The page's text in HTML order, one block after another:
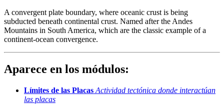
A convergent plate boundary, where oceanic crust is being
subducted beneath continental crust. Named after the Andes
Mountains in South America, which are the classic example of a
continent-ocean convergence.
Aparece en los módulos:
Límites de las Placas Actividad tectónica donde interactúan
las placas